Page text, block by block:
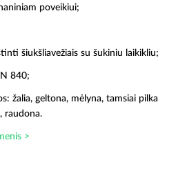
poveikiui;
šiukšliavežiais su šukiniu laikikliu;
840;
žalia, geltona, mėlyna, tamsiai pilka
raudona.
>